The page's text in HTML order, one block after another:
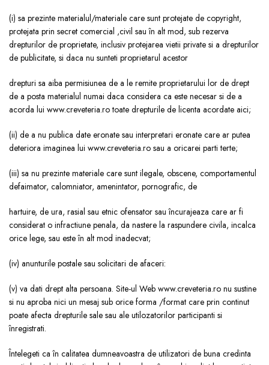
(i) sa prezinte materialul/materiale care sunt protejate de copyright,
protejata prin secret comercial ,civil sau în alt mod, sub rezerva
drepturilor de proprietate, inclusiv protejarea vietii private si a drepturilor
de publicitate, si daca nu sunteti proprietarul acestor
drepturi sa aiba permisiunea de a le remite proprietarului lor de drept
de a posta materialul numai daca considera ca este necesar si de a
acorda lui www.creveteria.ro toate drepturile de licenta acordate aici;
(ii) de a nu publica date eronate sau interpretari eronate care ar putea
deteriora imaginea lui www.creveteria.ro sau a oricarei parti terte;
(iii) sa nu prezinte materiale care sunt ilegale, obscene, comportamentul
defaimator, calomniator, amenintator, pornografic, de
hartuire, de ura, rasial sau etnic ofensator sau încurajeaza care ar fi
considerat o infractiune penala, da nastere la raspundere civila, incalca
orice lege, sau este în alt mod inadecvat;
(iv) anunturile postale sau solicitari de afaceri:
(v) va dati drept alta persoana. Site-ul Web www.creveteria.ro nu sustine
si nu aproba nici un mesaj sub orice forma /format care prin continut
poate afecta drepturile sale sau ale utilozatorilor participanti si
înregistrati.
Întelegeti ca în calitatea dumneavoastra de utilizatori de buna credinta